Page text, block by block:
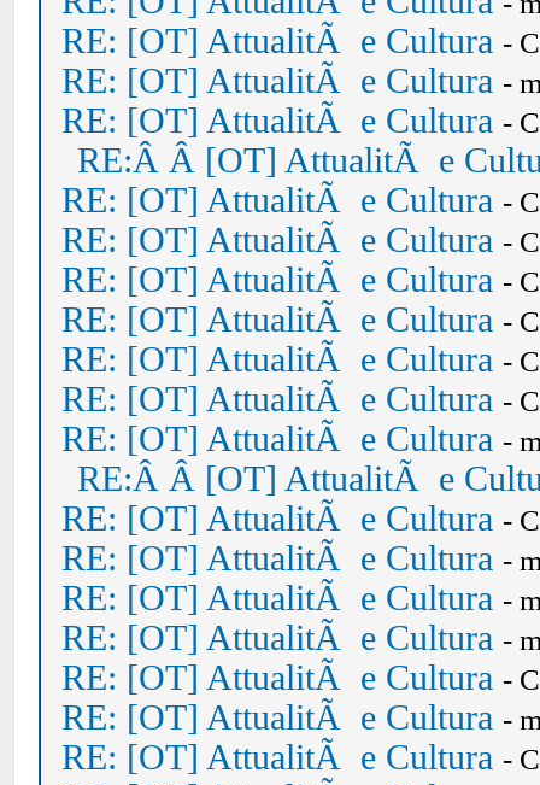
RE: [OT] AttualitÃ e Cultura -
RE: [OT] AttualitÃ e Cultura -
RE: [OT] AttualitÃ e Cultura -
RE:Â Â [OT] AttualitÃ e
RE: [OT] AttualitÃ e Cultura -
RE: [OT] AttualitÃ e Cultura -
RE: [OT] AttualitÃ e Cultura -
RE: [OT] AttualitÃ e Cultura -
RE: [OT] AttualitÃ e Cultura -
RE: [OT] AttualitÃ e Cultura -
RE: [OT] AttualitÃ e Cultura -
RE:Â Â [OT] AttualitÃ e
RE: [OT] AttualitÃ e Cultura -
RE: [OT] AttualitÃ e Cultura -
RE: [OT] AttualitÃ e Cultura -
RE: [OT] AttualitÃ e Cultura -
RE: [OT] AttualitÃ e Cultura -
RE: [OT] AttualitÃ e Cultura -
RE: [OT] AttualitÃ e Cultura -